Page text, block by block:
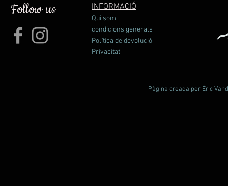
Follow us INFORMACIÓ
Qui som
condicions generals
Política de devolució
Privacitat
Pàgina creada per Èric